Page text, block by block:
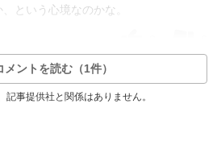
という心境なのかな。
メントを読む（1件）
事提供社と関係はありません。